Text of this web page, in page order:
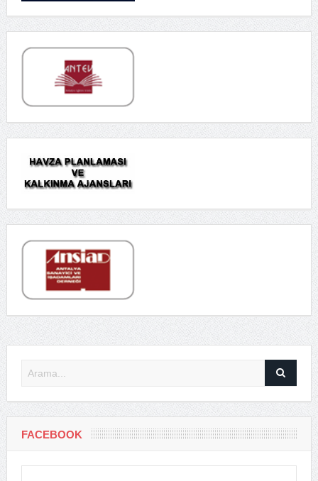
FACEBOOK